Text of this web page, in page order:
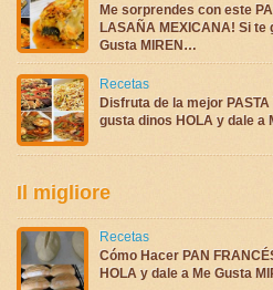
Me sorprendes con este
LASAÑA MEXICANA! Si te
Gusta MIREN…
Recetas
Disfruta de la mejor
gusta dinos HOLA y dale a
Il migliore
Recetas
Cómo Hacer PAN
HOLA y dale a Me Gusta